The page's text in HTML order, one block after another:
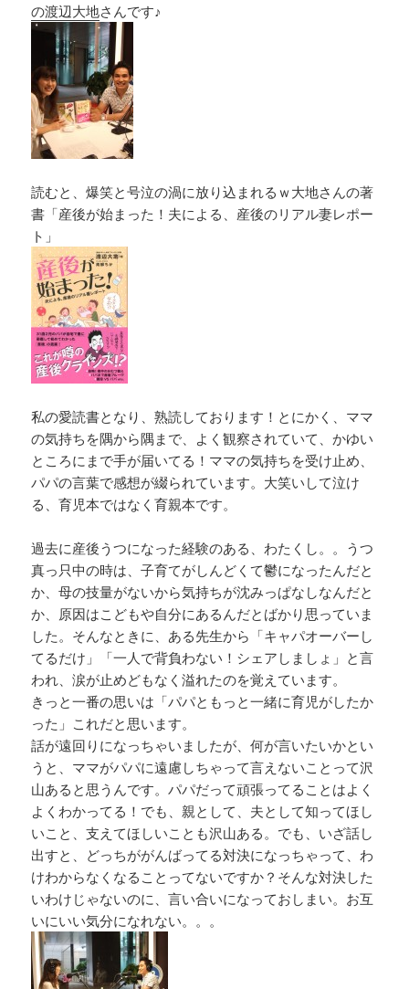
の渡辺大地さんです♪
読むと、爆笑と号泣の渦に放り込まれるｗ大地さんの著
書「産後が始まった！夫による、産後のリアル妻レポー
ト」
私の愛読書となり、熟読しております！とにかく、ママ
の気持ちを隅から隅まで、よく観察されていて、かゆい
ところにまで手が届いてる！ママの気持ちを受け止め、
パパの言葉で感想が綴られています。大笑いして泣け
る、育児本ではなく育親本です。
過去に産後うつになった経験のある、わたくし。。うつ
真っ只中の時は、子育てがしんどくて鬱になったんだと
か、母の技量がないから気持ちが沈みっぱなしなんだと
か、原因はこどもや自分にあるんだとばかり思っていま
した。そんなときに、ある先生から「キャパオーバーし
てるだけ」「一人で背負わない！シェアしましょ」と言
われ、涙が止めどもなく溢れたのを覚えています。
きっと一番の思いは「パパともっと一緒に育児がしたか
った」これだと思います。
話が遠回りになっちゃいましたが、何が言いたいかとい
うと、ママがパパに遠慮しちゃって言えないことって沢
山あると思うんです。パパだって頑張ってることはよく
よくわかってる！でも、親として、夫として知ってほし
いこと、支えてほしいことも沢山ある。でも、いざ話し
出すと、どっちががんばってる対決になっちゃって、わ
けわからなくなることってないですか？そんな対決した
いわけじゃないのに、言い合いになっておしまい。お互
いにいい気分になれない。。。